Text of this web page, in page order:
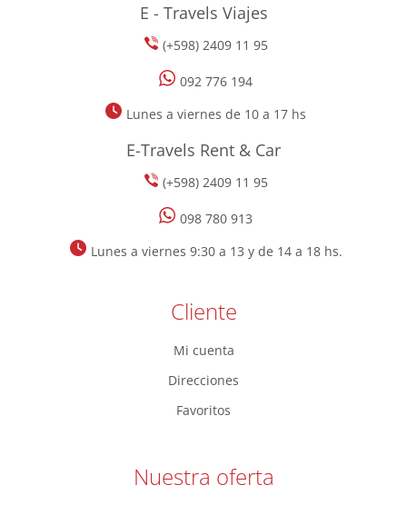
E - Travels Viajes
(+598) 2409 11 95
092 776 194
Lunes a viernes de 10 a 17 hs
E-Travels Rent & Car
(+598) 2409 11 95
098 780 913
Lunes a viernes 9:30 a 13 y de 14 a 18 hs.
Cliente
Mi cuenta
Direcciones
Favoritos
Nuestra oferta